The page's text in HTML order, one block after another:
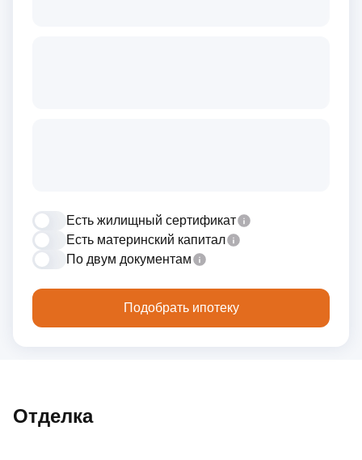
Есть жилищный сертификат
Есть материнский капитал
По двум документам
Подобрать ипотеку
Отделка